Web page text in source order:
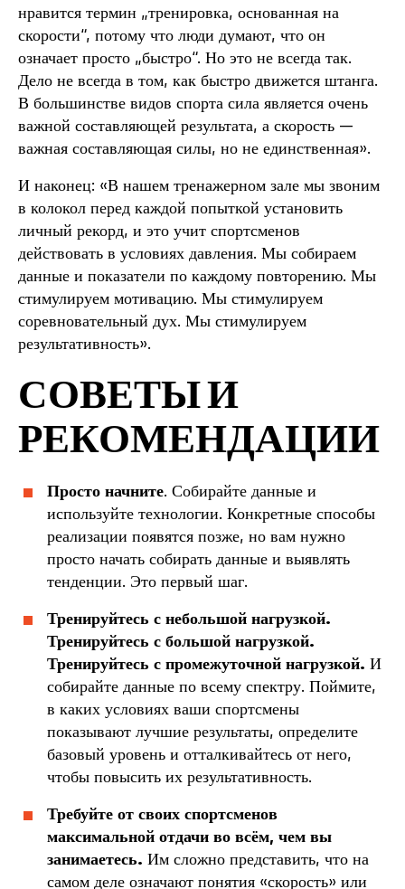
нравится термин „тренировка, основанная на
скорости“, потому что люди думают, что он
означает просто „быстро“. Но это не всегда так.
Дело не всегда в том, как быстро движется штанга.
В большинстве видов спорта сила является очень
важной составляющей результата, а скорость —
важная составляющая силы, но не единственная».
И наконец: «В нашем тренажерном зале мы звоним
в колокол перед каждой попыткой установить
личный рекорд, и это учит спортсменов
действовать в условиях давления. Мы собираем
данные и показатели по каждому повторению. Мы
стимулируем мотивацию. Мы стимулируем
соревновательный дух. Мы стимулируем
результативность».
СОВЕТЫ И
РЕКОМЕНДАЦИИ
Просто начните. Собирайте данные и
используйте технологии. Конкретные способы
реализации появятся позже, но вам нужно
просто начать собирать данные и выявлять
тенденции. Это первый шаг.
Тренируйтесь с небольшой нагрузкой.
Тренируйтесь с большой нагрузкой.
Тренируйтесь с промежуточной нагрузкой. И
собирайте данные по всему спектру. Поймите,
в каких условиях ваши спортсмены
показывают лучшие результаты, определите
базовый уровень и отталкивайтесь от него,
чтобы повысить их результативность.
Требуйте от своих спортсменов
максимальной отдачи во всём, чем вы
занимаетесь. Им сложно представить, что на
самом деле означают понятия «скорость» или